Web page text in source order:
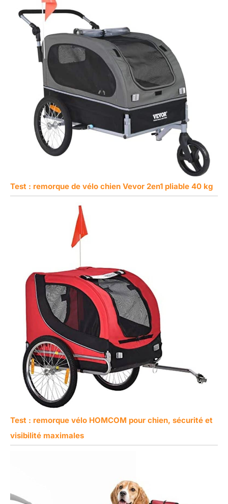
Test : remorque de vélo chien Vevor 2en1 pliable 40 kg
Test : remorque vélo HOMCOM pour chien, sécurité et
visibilité maximales